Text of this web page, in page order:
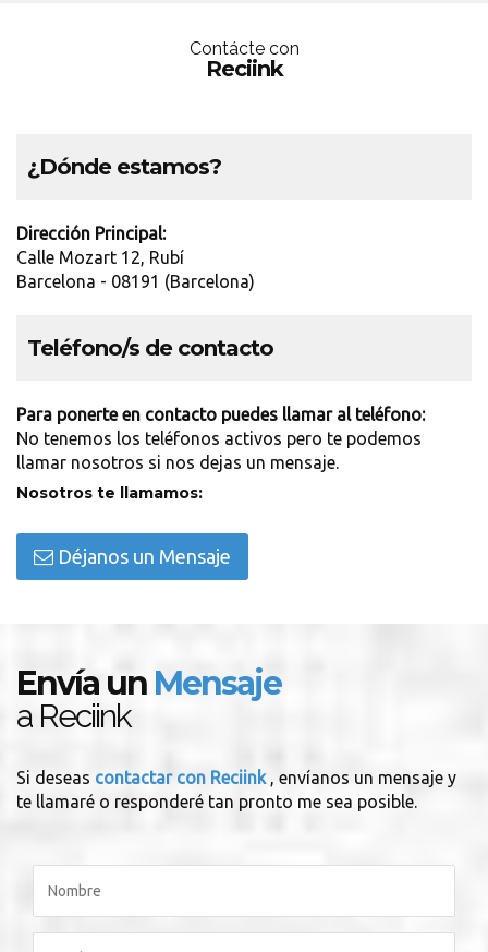
Contácte con
Reciink
¿Dónde estamos?
Dirección Principal:
Calle Mozart 12, Rubí
Barcelona - 08191 (Barcelona)
Teléfono/s de contacto
Para ponerte en contacto puedes llamar al teléfono:
No tenemos los teléfonos activos pero te podemos
llamar nosotros si nos dejas un mensaje.
Nosotros te llamamos:
Déjanos un Mensaje
Envía un Mensaje
a Reciink
Si deseas contactar con Reciink , envíanos un mensaje y
te llamaré o responderé tan pronto me sea posible.